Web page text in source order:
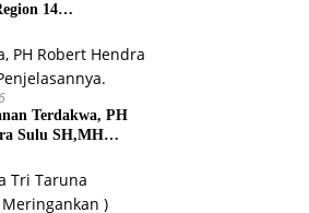
14
Terdakwa, PH
Sulu SH,MH